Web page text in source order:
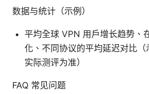
数据与统计（示例）
平均全球 VPN 用户增长趋势、
化、不同协议的平均延迟对比（
实际测评为准）
FAQ 常见问题